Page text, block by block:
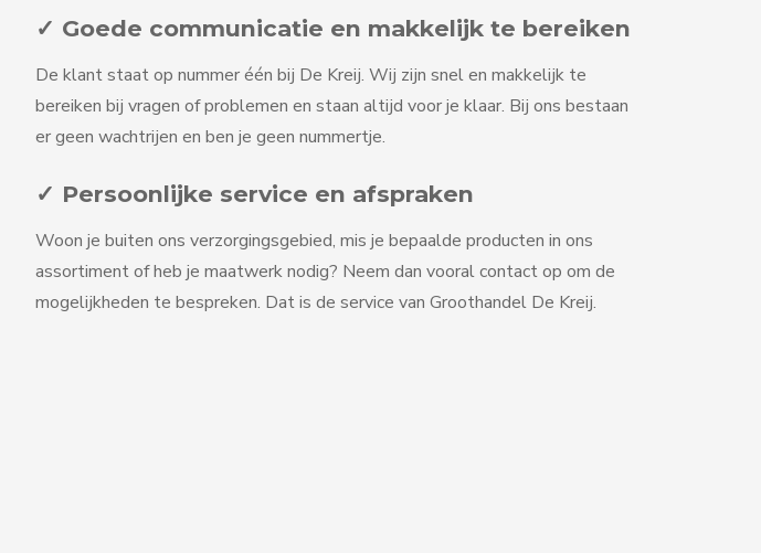
✓ Goede communicatie en makkelijk te bereiken
De klant staat op nummer één bij De Kreij. Wij zijn snel en makkelijk te
bereiken bij vragen of problemen en staan altijd voor je klaar. Bij ons bestaan
er geen wachtrijen en ben je geen nummertje.
✓ Persoonlijke service en afspraken
Woon je buiten ons verzorgingsgebied, mis je bepaalde producten in ons
assortiment of heb je maatwerk nodig? Neem dan vooral contact op om de
mogelijkheden te bespreken. Dat is de service van Groothandel De Kreij.